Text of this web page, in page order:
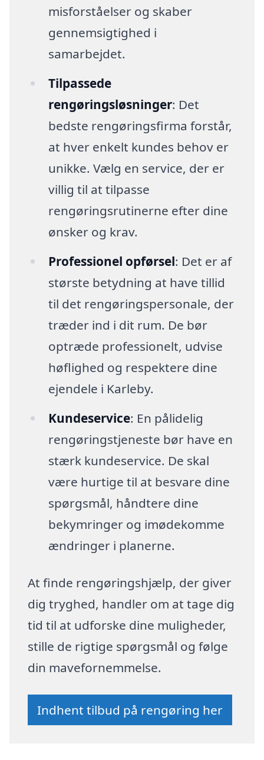
misforståelser og skaber
gennemsigtighed i
samarbejdet.
Tilpassede
rengøringsløsninger: Det
bedste rengøringsfirma forstår,
at hver enkelt kundes behov er
unikke. Vælg en service, der er
villig til at tilpasse
rengøringsrutinerne efter dine
ønsker og krav.
Professionel opførsel: Det er af
største betydning at have tillid
til det rengøringspersonale, der
træder ind i dit rum. De bør
optræde professionelt, udvise
høflighed og respektere dine
ejendele i Karleby.
Kundeservice: En pålidelig
rengøringstjeneste bør have en
stærk kundeservice. De skal
være hurtige til at besvare dine
spørgsmål, håndtere dine
bekymringer og imødekomme
ændringer i planerne.
At finde rengøringshjælp, der giver
dig tryghed, handler om at tage dig
tid til at udforske dine muligheder,
stille de rigtige spørgsmål og følge
din mavefornemmelse.
Indhent tilbud på rengøring her